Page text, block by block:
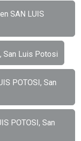
SAN LUIS
San Luis Potosi
POTOSI, San
POTOSI, San